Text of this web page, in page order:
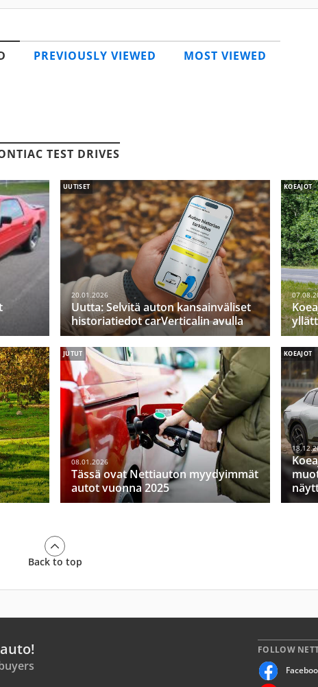
PREVIOUSLY VIEWED MOST VIEWED
TEST DRIVES
UUTISET
20.01.2026
Uutta: Selvitä auton kansainväliset
historiatiedot carVerticalin avulla
KOEAJOT
JUTUT
08.01.2026
Tässä ovat Nettiauton myydyimmät
autot vuonna 2025
KOEAJOT
Back to top
FOLLOW